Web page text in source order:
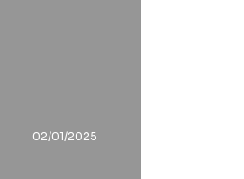
02/01/2025